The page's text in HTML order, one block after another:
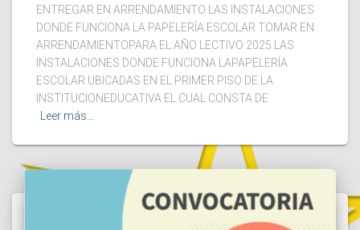
ENTREGAR EN ARRENDAMIENTO LAS INSTALACIONES
DONDE FUNCIONA LA PAPELERÍA ESCOLAR TOMAR EN
ARRENDAMIENTOPARA EL AÑO LECTIVO 2025 LAS
INSTALACIONES DONDE FUNCIONA LAPAPELERÍA
ESCOLAR UBICADAS EN EL PRIMER PISO DE LA
INSTITUCIONEDUCATIVA EL CUAL CONSTA DE
Leer más…